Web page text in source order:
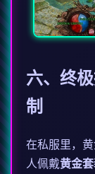
六、终
制
在私服里，
人佩戴黄金